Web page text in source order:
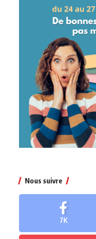
Nous suivre
7K